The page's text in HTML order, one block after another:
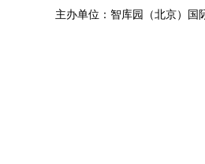
主办单位：智库园（北京）